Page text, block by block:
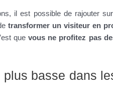
il est possible de rajouter
transformer un visiteur en
quevous ne profitez pas
basse dans